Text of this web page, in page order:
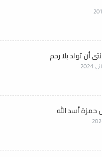
أن تولد بلا رحم
أسد الله